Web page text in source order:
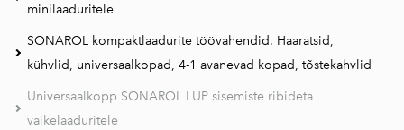
minilaaduritele
SONAROL kompaktlaadurite töövahendid. Haaratsid,
kühvlid, universaalkopad, 4-1 avanevad kopad, tõstekahvlid
Universaalkopp SONAROL LUP sisemiste ribideta
väikelaaduritele